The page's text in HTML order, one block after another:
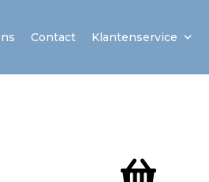
Contact Klantenservice